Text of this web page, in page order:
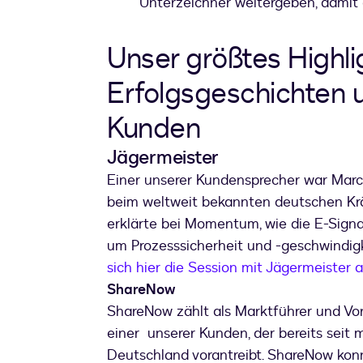
Unser größtes
Erfolgsgeschichten
Kunden
Jägermeister
Einer unserer Kundensprecher war
beim weltweit bekannten deutschen
erklärte bei Momentum, wie die E-
um Prozesssicherheit und -
sich hier die Session mit Jägermeister
ShareNow
ShareNow zählt als Marktführer und
einer unserer Kunden, der bereits seit
Deutschland vorantreibt. ShareNow